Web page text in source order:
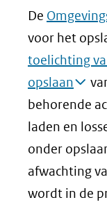
De
voor het
toelichting
opslaan
behorende
laden en
onder
afwachting
wordt in de